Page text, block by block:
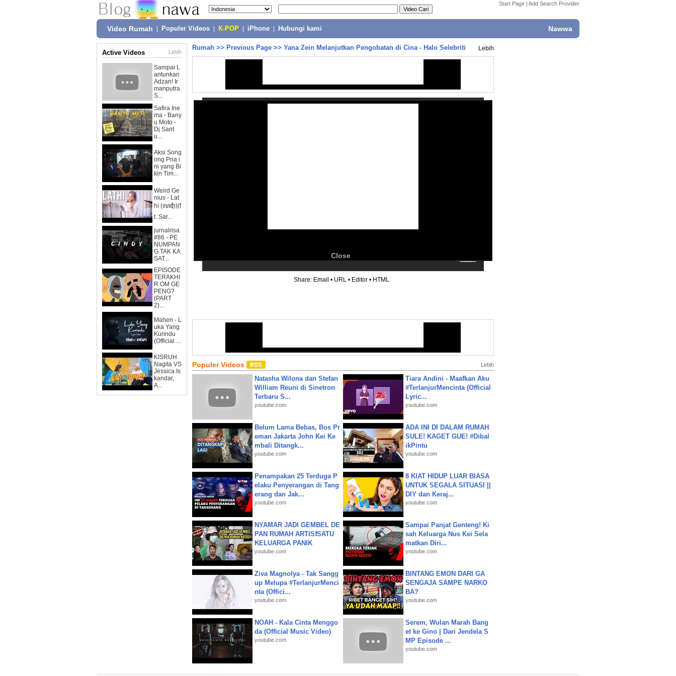
Start Page | Add Search Provider
Video Rumah Populer Videos K-POP iPhone Hubungi kami Nawwa
Active Videos Lebih
Sampai L
antunkan
Adzan! Ir
manputra
S...
Safira Ine
ma - Bany
u Moto -
Dj Sant
u...
Aksi Song
ong Pria i
ni yang Bi
kin Tim...
Weird Ge
nius - Lat
hi (ꦭꦛꦶ)(f
t. Sar...
jurnalrisa
#86 - PE
NUMPAN
G TAK KA
SAT...
EPISODE
TERAKHI
R OM GE
PENG?
(PART
2)...
Mahen - L
uka Yang
Kurindu
(Official ...
KISRUH
Nagita VS
Jessica Is
kandar,
A...
Rumah >> Previous Page >> Yana Zein Melanjutkan Pengobatan di Cina - Halo Selebriti Lebih
Close
Share: Email • URL • Editor • HTML
Populer Videos Lebih
Natasha Wilona dan Stefan
William Reuni di Sinetron
Terbaru S...
youtube.com
Tiara Andini - Maafkan Aku
#TerlanjurMencinta (Official
Lyric...
youtube.com
Belum Lama Bebas, Bos Pr
eman Jakarta John Kei Ke
mbali Ditangk...
youtube.com
ADA INI DI DALAM RUMAH
SULE! KAGET GUE! #Dibal
ikPintu
youtube.com
Penampakan 25 Terduga P
elaku Penyerangan di Tang
erang dan Jak...
youtube.com
8 KIAT HIDUP LUAR BIASA
UNTUK SEGALA SITUASI ||
DIY dan Keraj...
youtube.com
NYAMAR JADI GEMBEL DE
PAN RUMAH ARTIS❗SATU
KELUARGA PANIK
youtube.com
Sampai Panjat Genteng! Ki
sah Keluarga Nus Kei Sela
matkan Diri...
youtube.com
Ziva Magnolya - Tak Sangg
up Melupa #TerlanjurMenci
nta (Offici...
youtube.com
BINTANG EMON DARI GA
SENGAJA SAMPE NARKO
BA?
youtube.com
NOAH - Kala Cinta Menggo
da (Official Music Video)
youtube.com
Serem, Wulan Marah Bang
et ke Gino | Dari Jendela S
MP Episode ...
youtube.com